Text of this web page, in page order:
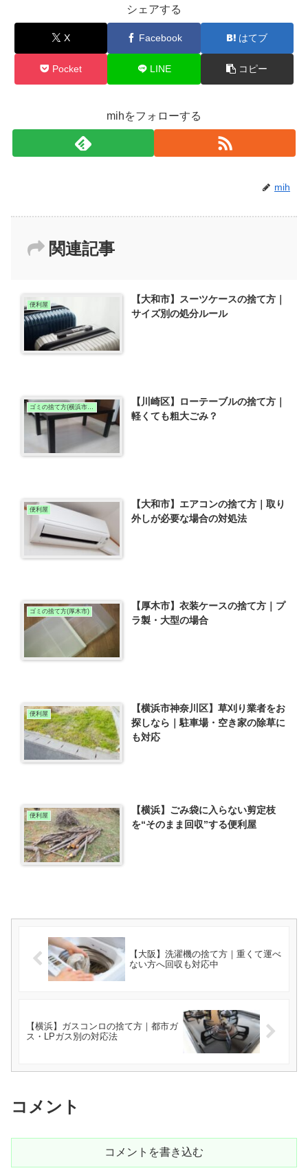
シェアする
X Facebook はてブ
Pocket LINE コピー
mihをフォローする
mih
関連記事
便利屋
【大和市】スーツケースの捨て方｜
サイズ別の処分ルール
ゴミの捨て方(横浜市川崎区)
【川崎区】ローテーブルの捨て方｜
軽くても粗大ごみ？
便利屋
【大和市】エアコンの捨て方｜取り
外しが必要な場合の対処法
ゴミの捨て方(厚木市)
【厚木市】衣装ケースの捨て方｜プ
ラ製・大型の場合
便利屋
【横浜市神奈川区】草刈り業者をお
探しなら｜駐車場・空き家の除草に
も対応
便利屋
【横浜】ごみ袋に入らない剪定枝
を“そのまま回収”する便利屋
【大阪】洗濯機の捨て方｜重くて運べ
ない方へ回収も対応中
【横浜】ガスコンロの捨て方｜都市ガ
ス・LPガス別の対応法
コメント
コメントを書き込む